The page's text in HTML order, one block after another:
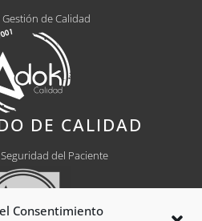
Consentimiento
Gestión de Calidad
DE CALIDAD
Seguridad del Paciente